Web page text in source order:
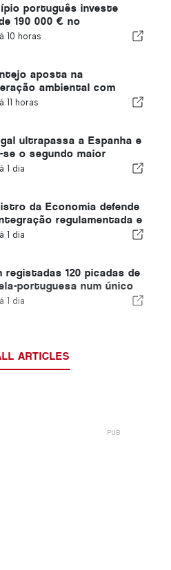
português investe
190 000 € no
de água
10 horas
aposta na
ambiental com
europeus
11 horas
ultrapassa a Espanha e
o segundo maior
de calçado da Europa
1 dia
da Economia defende
regulamentada e
um canal acelerado para
1 dia
registadas 120 picadas de
portuguesa num único
1 dia
ARTICLES